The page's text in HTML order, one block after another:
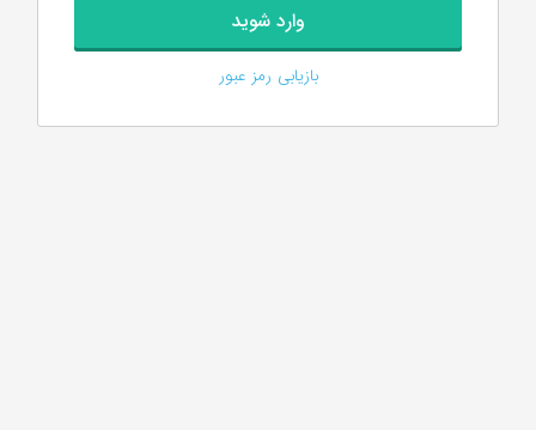
بازیابی رمز عبور